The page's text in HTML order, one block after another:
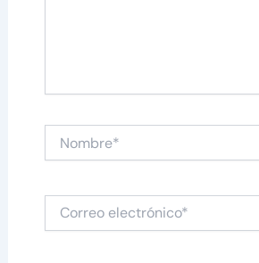
Correo
electrónico*